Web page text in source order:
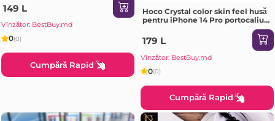
149 L
Vînzător: BestBuy.md
0(0)
Cumpără Rapid
Hoco Crystal color skin feel husă
pentru iPhone 14 Pro portocaliu
179 L
Vînzător: BestBuy.md
0(0)
Cumpără Rapid